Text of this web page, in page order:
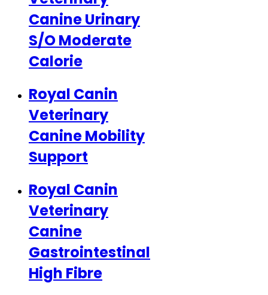
Canine Urinary
S/O Moderate
Calorie
Royal Canin
Veterinary
Canine Mobility
Support
Royal Canin
Veterinary
Canine
Gastrointestinal
High Fibre